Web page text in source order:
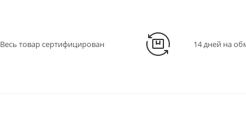
Весь товар сертифицирован 14 дней на